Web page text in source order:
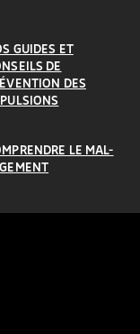
GUIDES ET
DE
DES
LE MAL-